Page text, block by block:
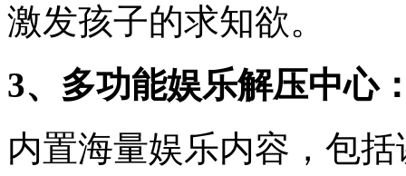
激发孩子的求知欲。
3、多功能娱乐解压中心
内置海量娱乐内容，包